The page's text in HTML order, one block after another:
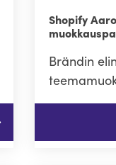
Shopify
Brändin